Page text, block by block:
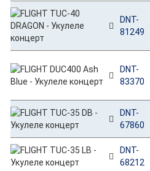
DNT-
81249
DNT-
83370
DNT-
67860
DNT-
68212